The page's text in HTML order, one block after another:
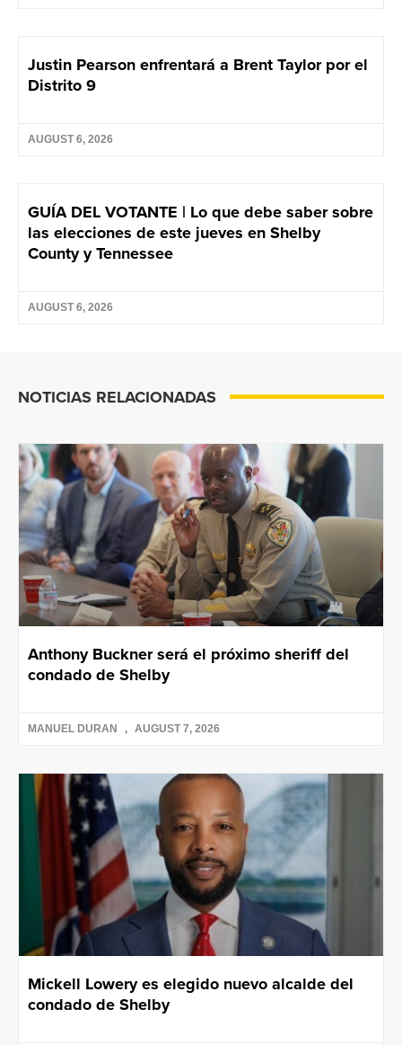
Justin Pearson enfrentará a Brent Taylor por el
Distrito 9
AUGUST 6, 2026
GUÍA DEL VOTANTE | Lo que debe saber sobre
las elecciones de este jueves en Shelby
County y Tennessee
AUGUST 6, 2026
NOTICIAS RELACIONADAS
Anthony Buckner será el próximo sheriff del
condado de Shelby
MANUEL DURAN AUGUST 7, 2026
Mickell Lowery es elegido nuevo alcalde del
condado de Shelby